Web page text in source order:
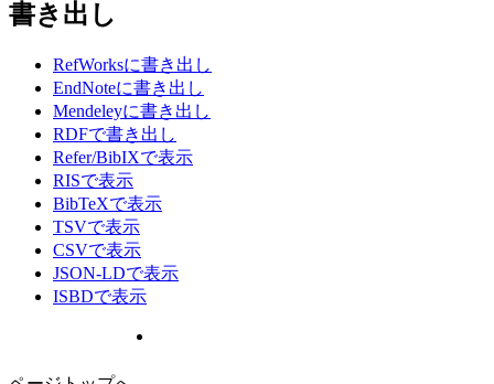
書き出し
RefWorksに書き出し
EndNoteに書き出し
Mendeleyに書き出し
RDFで書き出し
Refer/BibIXで表示
RISで表示
BibTeXで表示
TSVで表示
CSVで表示
JSON-LDで表示
ISBDで表示